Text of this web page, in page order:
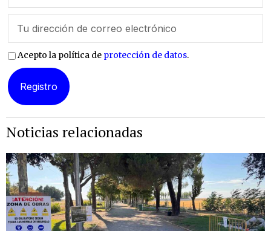
Acepto la política de protección de datos.
Noticias relacionadas